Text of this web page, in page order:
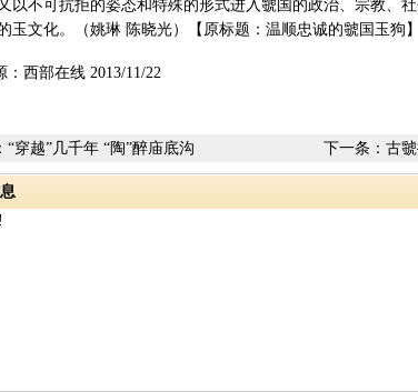
以不可抗拒的姿态和特殊的形式进入虢国的政治、宗教、
玉文化。（姚琳 陈晓光）【原标题：温顺忠诚的虢国玉狗】
：西部在线 2013/11/22
下一条： 古
“穿越”几千年 “陶”醉庙底沟